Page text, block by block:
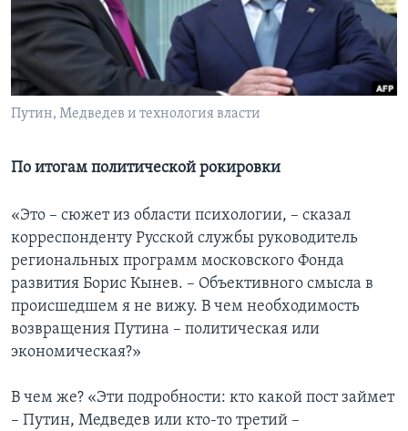
Learning English
СОЦИАЛЬНЫЕ СЕТИ
Языки
Путин, Медведев и технология власти
По итогам политической рокировки
«Это – сюжет из области психологии, – сказал
корреспонденту Русской службы руководитель
региональных программ московского Фонда
развития Борис Кынев. – Объективного смысла в
происшедшем я не вижу. В чем необходимость
возвращения Путина – политическая или
экономическая?»
В чем же? «Эти подробности: кто какой пост займет
– Путин, Медведев или кто-то третий –